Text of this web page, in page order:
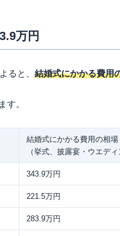
万円
ると、 結婚式にかかる費用
す。
結婚式にかかる費用の相場
（挙式、披露宴・ウエディ
343.9万円
221.5万円
283.9万円